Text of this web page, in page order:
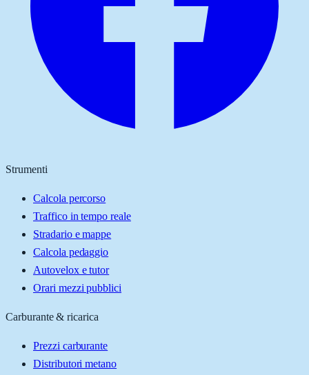
Strumenti
Calcola percorso
Traffico in tempo reale
Stradario e mappe
Calcola pedaggio
Autovelox e tutor
Orari mezzi pubblici
Carburante & ricarica
Prezzi carburante
Distributori metano